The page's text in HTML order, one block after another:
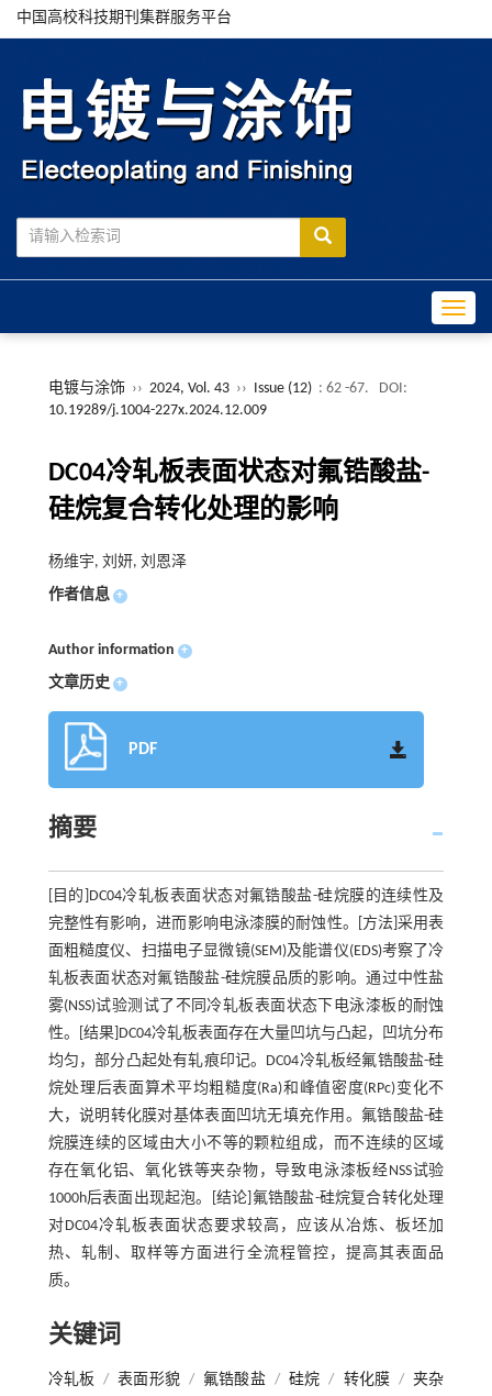
中国高校科技期刊集群服务平台
电镀与涂饰 ›› 2024, Vol. 43 ›› Issue (12) : 62 -67.
DOI:
10.19289/j.1004-227x.2024.12.009
DC04冷轧板表面状态对氟锆酸盐-
硅烷复合转化处理的影响
杨维宇, 刘妍, 刘恩泽
作者信息 +
Author information +
文章历史 +
PDF
摘要
[目的]DC04冷轧板表面状态对氟锆酸盐-硅烷膜的连续性及
完整性有影响，进而影响电泳漆膜的耐蚀性。[方法]采用表
面粗糙度仪、扫描电子显微镜(SEM)及能谱仪(EDS)考察了冷
轧板表面状态对氟锆酸盐-硅烷膜品质的影响。通过中性盐
雾(NSS)试验测试了不同冷轧板表面状态下电泳漆板的耐蚀
性。[结果]DC04冷轧板表面存在大量凹坑与凸起，凹坑分布
均匀，部分凸起处有轧痕印记。DC04冷轧板经氟锆酸盐-硅
烷处理后表面算术平均粗糙度(Ra)和峰值密度(RPc)变化不
大，说明转化膜对基体表面凹坑无填充作用。氟锆酸盐-硅
烷膜连续的区域由大小不等的颗粒组成，而不连续的区域
存在氧化铝、氧化铁等夹杂物，导致电泳漆板经NSS试验
1000h后表面出现起泡。[结论]氟锆酸盐-硅烷复合转化处理
对DC04冷轧板表面状态要求较高，应该从冶炼、板坯加
热、轧制、取样等方面进行全流程管控，提高其表面品
质。
关键词
冷轧板 / 表面形貌 / 氟锆酸盐 / 硅烷 / 转化膜 / 夹杂